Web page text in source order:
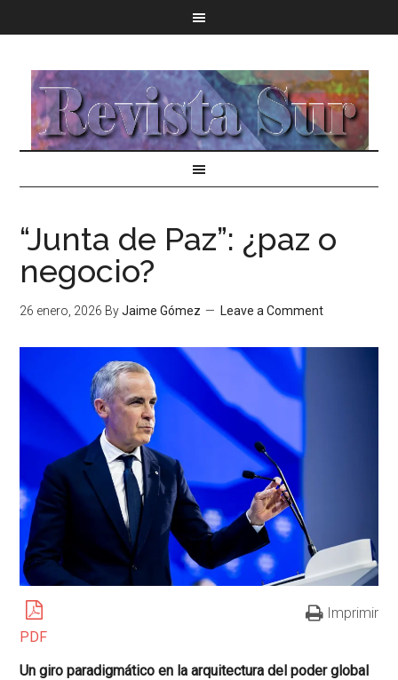
“Junta de Paz”: ¿paz o
negocio?
26 enero, 2026 ByJaime Gómez Leave a Comment
PDF
Imprimir
Un giro paradigmático en la arquitectura del poder global